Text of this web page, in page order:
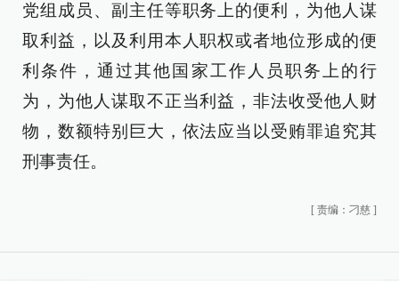
党组成员、副主任等职务上的便利，为他人谋
取利益，以及利用本人职权或者地位形成的便
利条件，通过其他国家工作人员职务上的行
为，为他人谋取不正当利益，非法收受他人财
物，数额特别巨大，依法应当以受贿罪追究其
刑事责任。
[ 责编：刁慈 ]